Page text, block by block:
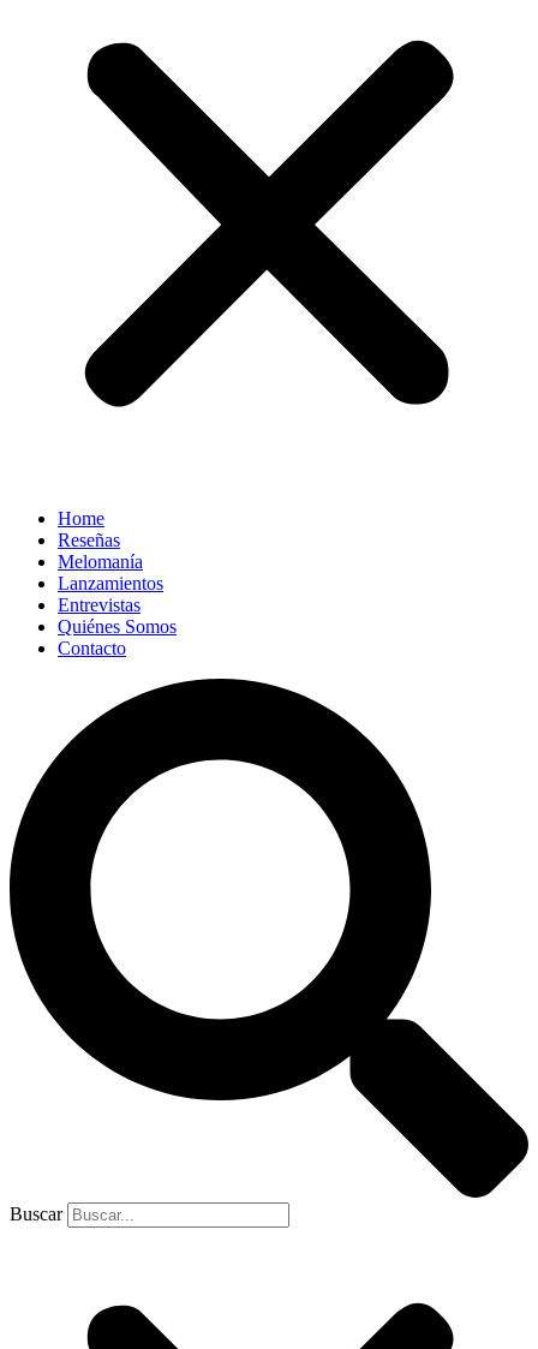
Home
Reseñas
Melomanía
Lanzamientos
Entrevistas
Quiénes Somos
Contacto
Buscar